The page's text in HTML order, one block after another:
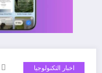
اخبار التكنولوجيا